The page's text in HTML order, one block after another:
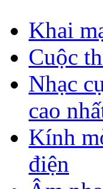
Khai
Cuộc
Nhạc
cao
Kính
điện